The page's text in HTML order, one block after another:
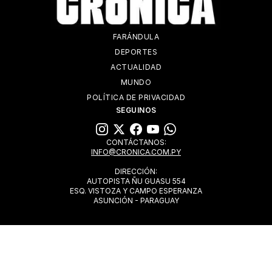
FARÁNDULA
DEPORTES
ACTUALIDAD
MUNDO
POLÍTICA DE PRIVACIDAD
SEGUINOS
CONTÁCTANOS:
INFO@CRONICA.COM.PY
DIRECCIÓN:
AUTOPISTA ÑU GUASU 554
ESQ. VISTOZA Y CAMPO ESPERANZA
ASUNCIÓN - PARAGUAY